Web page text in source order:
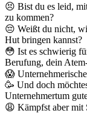
😣 Bist du es leid,
zu kommen?
😔 Weißt du nicht,
Hut bringen kannst?
😳 Ist es schwierig
Berufung, dein
😱
🥳 Und doch
Unternehmertum
😩 Kämpfst aber mit